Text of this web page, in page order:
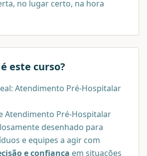
no lugar certo, na hora
este curso?
Atendimento Pré-Hospitalar
Atendimento Pré-Hospitalar
desenhado para
e equipes a agir com
e confiança em situações